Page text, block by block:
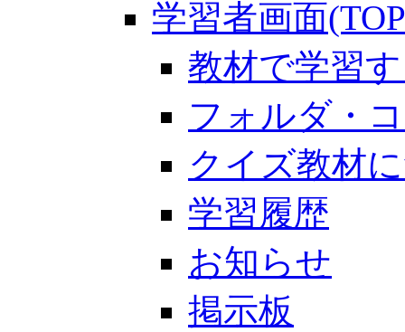
学習者画面
教材で学習
フォルダ・
クイズ教材
学習履歴
お知らせ
掲示板